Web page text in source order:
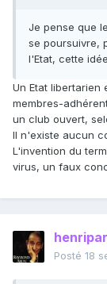
Je pense que
se poursuivre,
l'Etat, cette
Un Etat
membres-
un club ouvert,
Il n'existe aucun
L'invention du
virus, un faux
Posté 18